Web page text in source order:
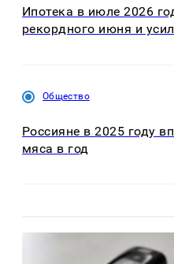
Ипотека в июле 2026
рекордного июня и
Общество
Россияне в 2025 году
мяса в год